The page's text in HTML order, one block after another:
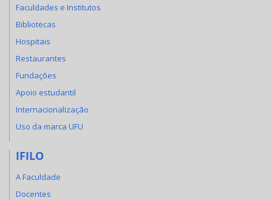
Faculdades e Institutos
Bibliotecas
Hospitais
Restaurantes
Fundações
Apoio estudantil
Internacionalização
Uso da marca UFU
IFILO
A Faculdade
Docentes